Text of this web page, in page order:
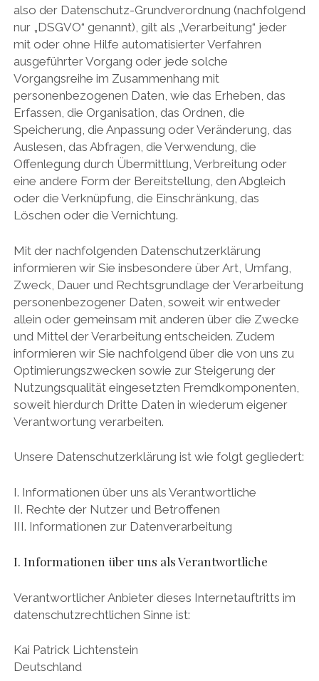
also der Datenschutz-Grundverordnung (nachfolgend
nur „DSGVO“ genannt), gilt als „Verarbeitung“ jeder
mit oder ohne Hilfe automatisierter Verfahren
ausgeführter Vorgang oder jede solche
Vorgangsreihe im Zusammenhang mit
personenbezogenen Daten, wie das Erheben, das
Erfassen, die Organisation, das Ordnen, die
Speicherung, die Anpassung oder Veränderung, das
Auslesen, das Abfragen, die Verwendung, die
Offenlegung durch Übermittlung, Verbreitung oder
eine andere Form der Bereitstellung, den Abgleich
oder die Verknüpfung, die Einschränkung, das
Löschen oder die Vernichtung.
Mit der nachfolgenden Datenschutzerklärung
informieren wir Sie insbesondere über Art, Umfang,
Zweck, Dauer und Rechtsgrundlage der Verarbeitung
personenbezogener Daten, soweit wir entweder
allein oder gemeinsam mit anderen über die Zwecke
und Mittel der Verarbeitung entscheiden. Zudem
informieren wir Sie nachfolgend über die von uns zu
Optimierungszwecken sowie zur Steigerung der
Nutzungsqualität eingesetzten Fremdkomponenten,
soweit hierdurch Dritte Daten in wiederum eigener
Verantwortung verarbeiten.
Unsere Datenschutzerklärung ist wie folgt gegliedert:
I. Informationen über uns als Verantwortliche
II. Rechte der Nutzer und Betroffenen
III. Informationen zur Datenverarbeitung
I. Informationen über uns als Verantwortliche
Verantwortlicher Anbieter dieses Internetauftritts im
datenschutzrechtlichen Sinne ist:
Kai Patrick Lichtenstein
Deutschland